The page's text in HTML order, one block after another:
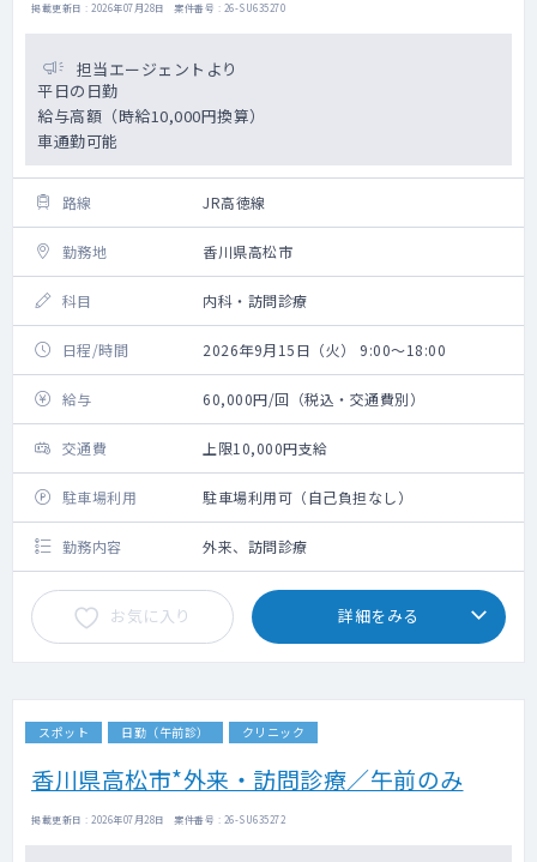
掲載更新日 : 2026年07月28日 案件番号 : 26-SU635270
担当エージェントより
平日の日勤
給与高額（時給10,000円換算）
車通勤可能
路線 JR高徳線
勤務地 香川県高松市
科目 内科・訪問診療
日程/時間 2026年9月15日（火） 9:00～18:00
給与 60,000円/回（税込・交通費別）
交通費 上限10,000円支給
駐車場利用 駐車場利用可（自己負担なし）
勤務内容 外来、訪問診療
お気に入り 詳細をみる
スポット 日勤（午前診） クリニック
香川県高松市*外来・訪問診療／午前のみ
掲載更新日 : 2026年07月28日 案件番号 : 26-SU635272